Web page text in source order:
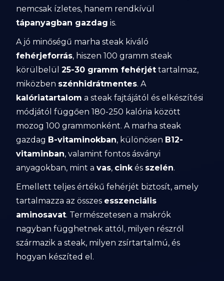
nemcsak ízletes, hanem rendkívül
tápanyagban gazdag is.
A jó minőségű marha steak kiváló
fehérjeforrás, hiszen 100 gramm steak
körülbelül25-30 gramm fehérjét tartalmaz,
miközben szénhidrátmentes. A
kalóriatartalom a steak fajtájától és elkészítési
módjától függően 180-250 kalória között
mozog 100 grammonként. A marha steak
gazdag B-vitaminokban, különösen B12-
vitaminban, valamint fontos ásványi
anyagokban, mint avas, cinkés szelén.
Emellett teljes értékű fehérjét biztosít, amely
tartalmazza az összes esszenciális
aminosavat. Természetesen a makrók
nagyban függhetnek attól, milyen részről
származik a steak, milyen zsírtartalmú, és
hogyan készíted el.